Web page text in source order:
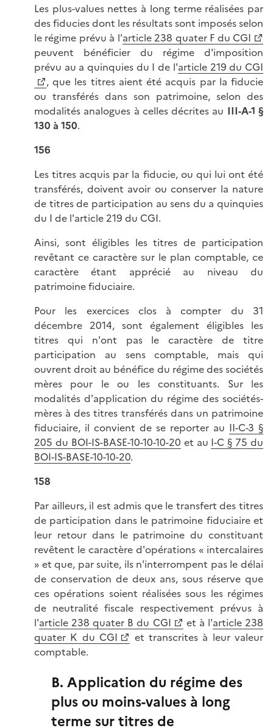
Les plus-values nettes à long terme réalisées par
des fiducies dont les résultats sont imposés selon
le régime prévu à l'article 238 quater F du CGI
peuvent bénéficier du régime d'imposition
prévu au a quinquies du I de l'article 219 du CGI
, que les titres aient été acquis par la fiducie
ou transférés dans son patrimoine, selon des
modalités analogues à celles décrites au III-A-1 §
130 à 150.
156
Les titres acquis par la fiducie, ou qui lui ont été
transférés, doivent avoir ou conserver la nature
de titres de participation au sens du a quinquies
du I de l'article 219 du CGI.
Ainsi, sont éligibles les titres de participation
revêtant ce caractère sur le plan comptable, ce
caractère étant apprécié au niveau du
patrimoine fiduciaire.
Pour les exercices clos à compter du 31
décembre 2014, sont également éligibles les
titres qui n'ont pas le caractère de titre
participation au sens comptable, mais qui
ouvrent droit au bénéfice du régime des sociétés
mères pour le ou les constituants. Sur les
modalités d'application du régime des sociétés-
mères à des titres transférés dans un patrimoine
fiduciaire, il convient de se reporter au II-C-3 §
205 du BOI-IS-BASE-10-10-10-20 et au I-C § 75 du
BOI-IS-BASE-10-10-20.
158
Par ailleurs, il est admis que le transfert des titres
de participation dans le patrimoine fiduciaire et
leur retour dans le patrimoine du constituant
revêtent le caractère d'opérations « intercalaires
» et que, par suite, ils n'interrompent pas le délai
de conservation de deux ans, sous réserve que
ces opérations soient réalisées sous les régimes
de neutralité fiscale respectivement prévus à
l'article 238 quater B du CGI et à l'article 238
quater K du CGI
et transcrites à leur valeur
comptable.
B. Application du régime des
plus ou moins-values à long
terme sur titres de